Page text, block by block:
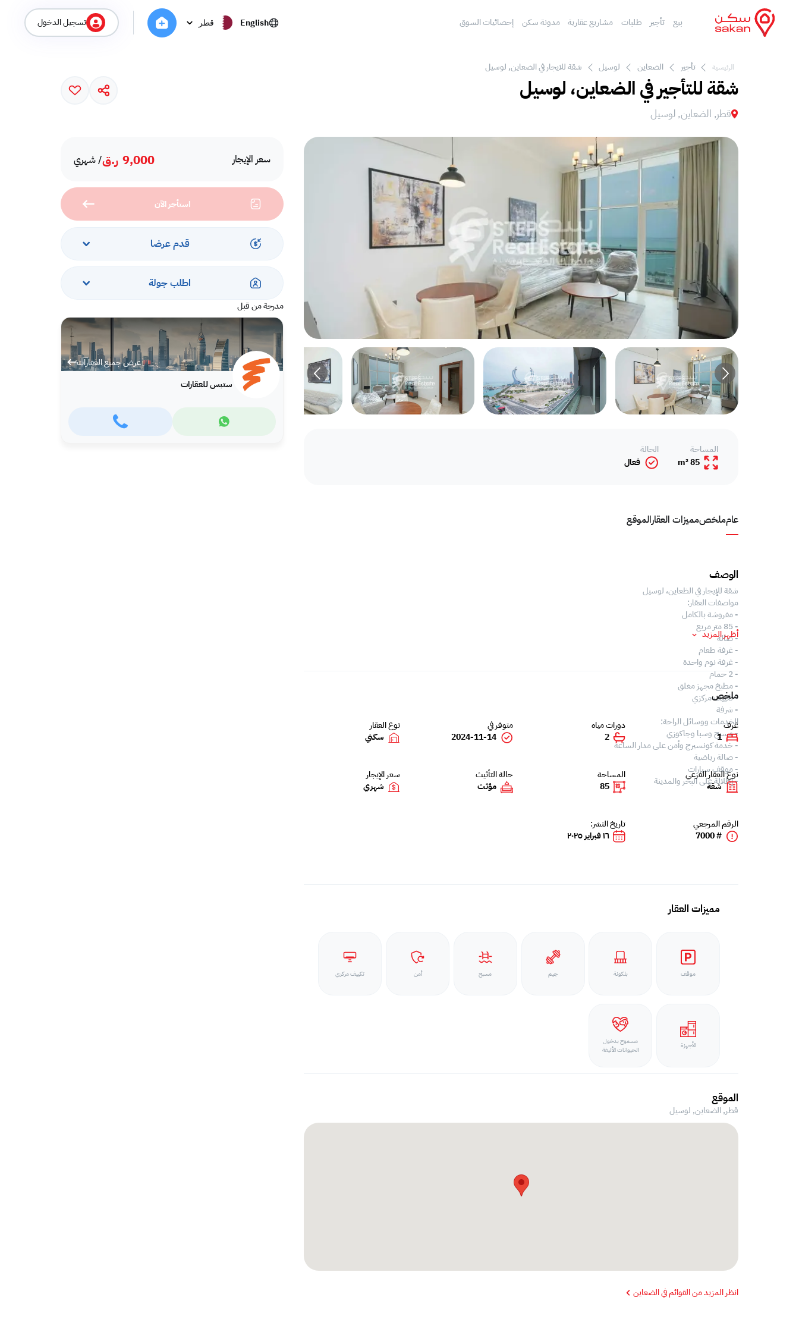
بيع تأجير طلبات مشاريع عقارية مدونة سكن إحصائيات السوق English قطر تسجيل الدخول
الرئيسية تأجير الضعاين لوسيل شقة للايجار في الضعاين, لوسيل
شقة للتأجير في الضعاين، لوسيل
قطر, الضعاين, لوسيل
سعر الإيجار 9,000 ر.ق/ شهري
استأجر الآن
قدم عرضا
اطلب جولة
مدرجة من قبل
عرض جميع العقارات
ستبس للعقارات
عامملخصمميزات العقارالموقع
المساحة
85 m²
الحالة
فعال
الوصف
شقة للإيجار في الظعاين، لوسيل
مواصفات العقار:
- مفروشة بالكامل
- 85 متر مربع
- صالة
- غرفة طعام
- غرفة نوم واحدة
- 2 حمام
- مطبخ مجهز مغلق
- تكييف مركزي
- شرفة
الخدمات ووسائل الراحة:
- مسبح وسبا وجاكوزي
- خدمة كونسيرج وأمن على مدار الساعة
- صالة رياضية
- موقف سيارات
- إطلالة على البحر والمدينة
أظهر المزيد
ملخص
غرف
1
دورات مياه
2
متوفر في
2024-11-14
نوع العقار
سكني
نوع العقار الفرعي
شقة
المساحة
85
حالة التأثيث
مؤثث
سعر الإيجار
شهري
الرقم المرجعي
# 7000
تاريخ النشر:
١٦ فبراير ٢٠٢٥
مميزات العقار
موقف بلكونة جيم مسبح أمن تكييف مركزي
الأجهزة
مسموح بدخول
الحيوانات الأليفة
الموقع
قطر, الضعاين, لوسيل
انظر المزيد من القوائم في الضعاين